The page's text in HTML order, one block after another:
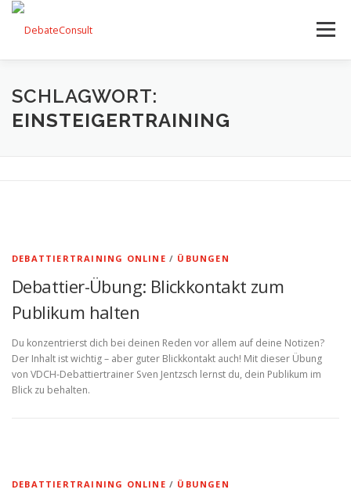
Zum
springen
Menü
UNSER ANGEBOT STREITKULTUR-BLOG
SCHLAGWORT:
EINSTEIGERTRAINING
DEBATTIERTRAINING ONLINE / ÜBUNGEN
Debattier-Übung: Blickkontakt zum
Publikum halten
Du konzentrierst dich bei deinen Reden vor allem auf deine Notizen?
Der Inhalt ist wichtig – aber guter Blickkontakt auch! Mit dieser Übung
von VDCH-Debattiertrainer Sven Jentzsch lernst du, dein Publikum im
Blick zu behalten.
DEBATTIERTRAINING ONLINE / ÜBUNGEN